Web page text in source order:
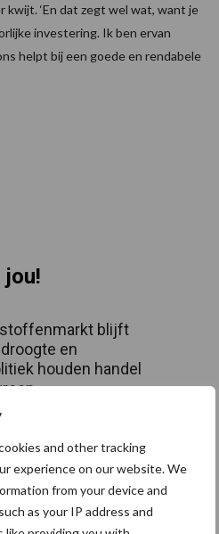
and other tracking
experience on our website. We
from your device and
as your IP address and
‘En dat zegt wel wat, want je
investering. Ik ben ervan
helpt bij een goede en rendabele
jou!
blijft
en
houden handel
een vaak
risicofactor